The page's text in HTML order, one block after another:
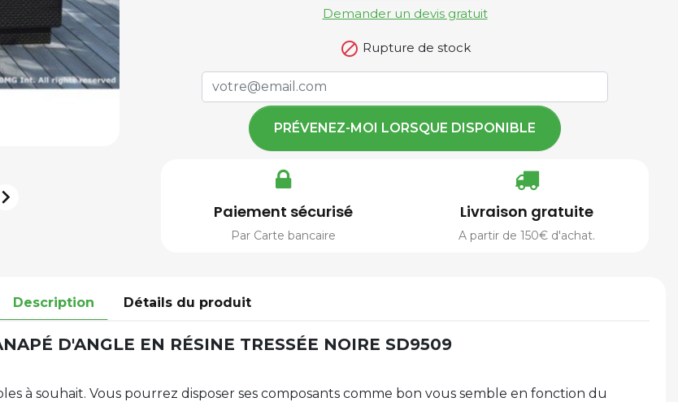

Demander un devis gratuit
 Rupture de stock
PRÉVENEZ-MOI LORSQUE DISPONIBLE
Paiement sécurisé
Par Carte bancaire
Livraison gratuite
A partir de 150€ d'achat.
Description Détails du produit
D'ANGLE EN RÉSINE TRESSÉE NOIRE SD9509
à souhait. Vous pourrez disposer ses composants comme bon vous semble en fonction du